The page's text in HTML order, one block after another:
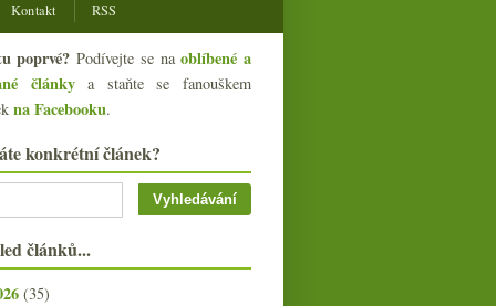
Kontakt RSS
poprvé? Podívejte se naoblíbené a
článkya staňte se fanouškem
na Facebooku.
konkrétní článek?
článků...
(35)